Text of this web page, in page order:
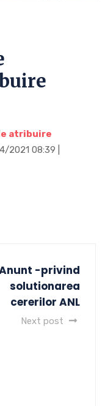
atribuire
2021 08:39 |
-privind
solutionarea
cererilor ANL
Next post